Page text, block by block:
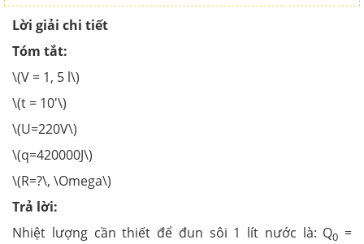
Lời giải chi tiết
Tóm tắt:
\(V = 1, 5 l\)
\(t = 10'\)
\(U=220V\)
\(q=420000J\)
\(R=?\, \Omega\)
Trả lời:
Nhiệt lượng cần thiết để đun sôi 1 lít nước là: Q0 =